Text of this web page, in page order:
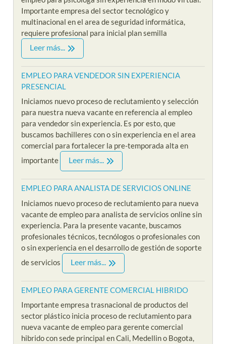
Importante empresa del sector tecnológico y
multinacional en el area de seguridad informática,
requiere profesional para inicial plan semilla
Leer más...
EMPLEO PARA VENDEDOR SIN EXPERIENCIA
PRESENCIAL
Iniciamos nuevo proceso de reclutamiento y selección
para nuestra nueva vacante en referencia al empleo
para vendedor sin experiencia. Es por esto, que
buscamos bachilleres con o sin experiencia en el area
comercial para fortalecer la pre-temporada alta en
importante
Leer más...
EMPLEO PARA ANALISTA DE SERVICIOS ONLINE
Iniciamos nuevo proceso de reclutamiento para nueva
vacante de empleo para analista de servicios online sin
experiencia. Para la presente vacante, buscamos
profesionales técnicos, tecnólogos o profesionales con
o sin experiencia en el desarrollo de gestión de soporte
de servicios
Leer más...
EMPLEO PARA GERENTE COMERCIAL HIBRIDO
Importante empresa trasnacional de productos del
sector plástico inicia proceso de reclutamiento para
nueva vacante de empleo para gerente comercial
hibrido con sede principal en Cali, Medellin o Bogota,